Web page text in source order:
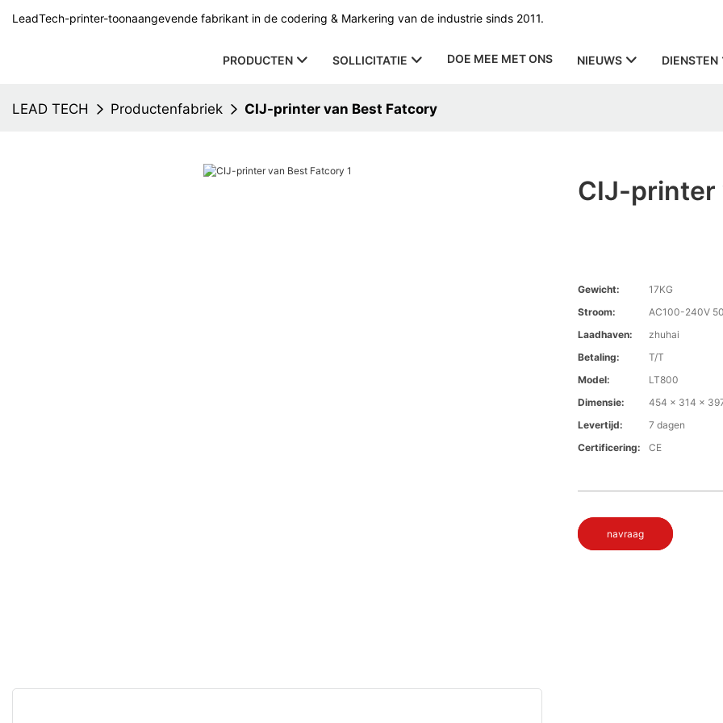
LeadTech-printer-toonaangevende fabrikant in de codering & Markering van de industrie sinds 2011.
PRODUCTEN SOLLICITATIE DOE MEE MET ONS NIEUWS DIENSTEN
LEAD TECH Productenfabriek CIJ-printer van Best Fatcory
CIJ-printer
Gewicht:
17KG
Stroom:
AC100-240V
Laadhaven:
zhuhai
Betaling:
T/T
Model:
LT800
Dimensie:
454 x 314 x
Levertijd:
7 dagen
Certificering:
CE
navraag